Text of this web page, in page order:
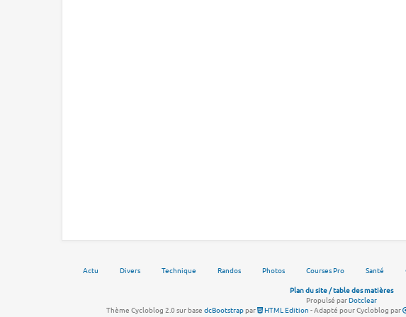
Actu Divers Technique Randos Photos Courses Pro Santé
Plan du site / table des matières
Propulsé parDotclear
Thème Cycloblog 2.0 sur base dcBootstrappar HTML Edition - Adapté pour Cycloblog par